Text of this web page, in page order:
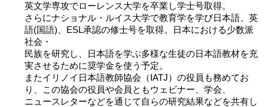
2019 Results
2018 Winners
2017 Winners
英文学専攻でローレンス大学を卒業し学士号取得。
さらにナショナル・ルイス大学で教育学を学び日本語、英
語(国語)、ESL承認の修士号を取得。日本における少数派
社会・
民族を研究し、日本語を学ぶ多様な生徒の日本語教材を充
実させるために奨学金を使う予定。
またイリノイ日本語教師協会（IATJ）の役員も務めてお
り、この協会の役員や会員ともウェビナー、学会、
ニュースレターなどを通じて自らの研究結果などを共有し